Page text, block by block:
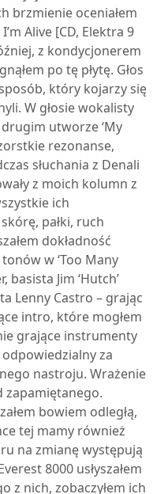
brzmienie oceniałem
Alive [CD, Elektra 9
z kondycjonerem
po tę płytę. Głos
który kojarzy się
W głosie wokalisty
utworze ‘My
rezonanse,
słuchania z Denali
z moich kolumn z
ich
pałki, ruch
dokładność
w ‘Too Many
basista Jim ‘Hutch’
Lenny Castro – grając
intro, które mogłem
grające instrumenty
za
nastroju. Wrażenie
zapamiętanego.
bowiem odległą,
tej mamy również
na zmianę występują
8000 usłyszałem
z nich, zobaczyłem ich